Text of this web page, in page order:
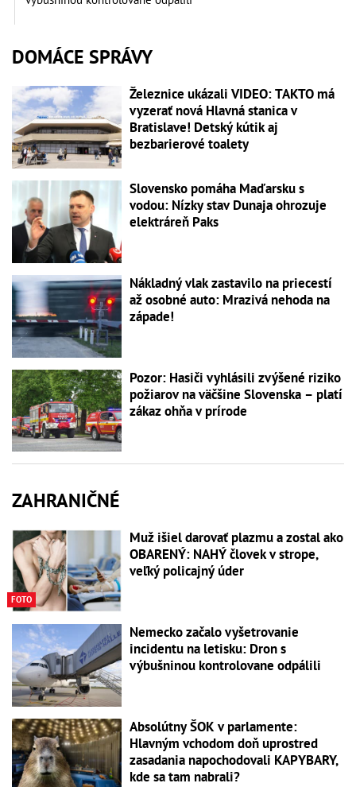
DOMÁCE SPRÁVY
Železnice ukázali VIDEO: TAKTO má
vyzerať nová Hlavná stanica v
Bratislave! Detský kútik aj
bezbarierové toalety
Slovensko pomáha Maďarsku s
vodou: Nízky stav Dunaja ohrozuje
elektráreň Paks
Nákladný vlak zastavilo na priecestí
až osobné auto: Mrazivá nehoda na
západe!
Pozor: Hasiči vyhlásili zvýšené riziko
požiarov na väčšine Slovenska – platí
zákaz ohňa v prírode
ZAHRANIČNÉ
FOTO
Muž išiel darovať plazmu a zostal ako
OBARENÝ: NAHÝ človek v strope,
veľký policajný úder
Nemecko začalo vyšetrovanie
incidentu na letisku: Dron s
výbušninou kontrolovane odpálili
Absolútny ŠOK v parlamente:
Hlavným vchodom doň uprostred
zasadania napochodovali KAPYBARY,
kde sa tam nabrali?